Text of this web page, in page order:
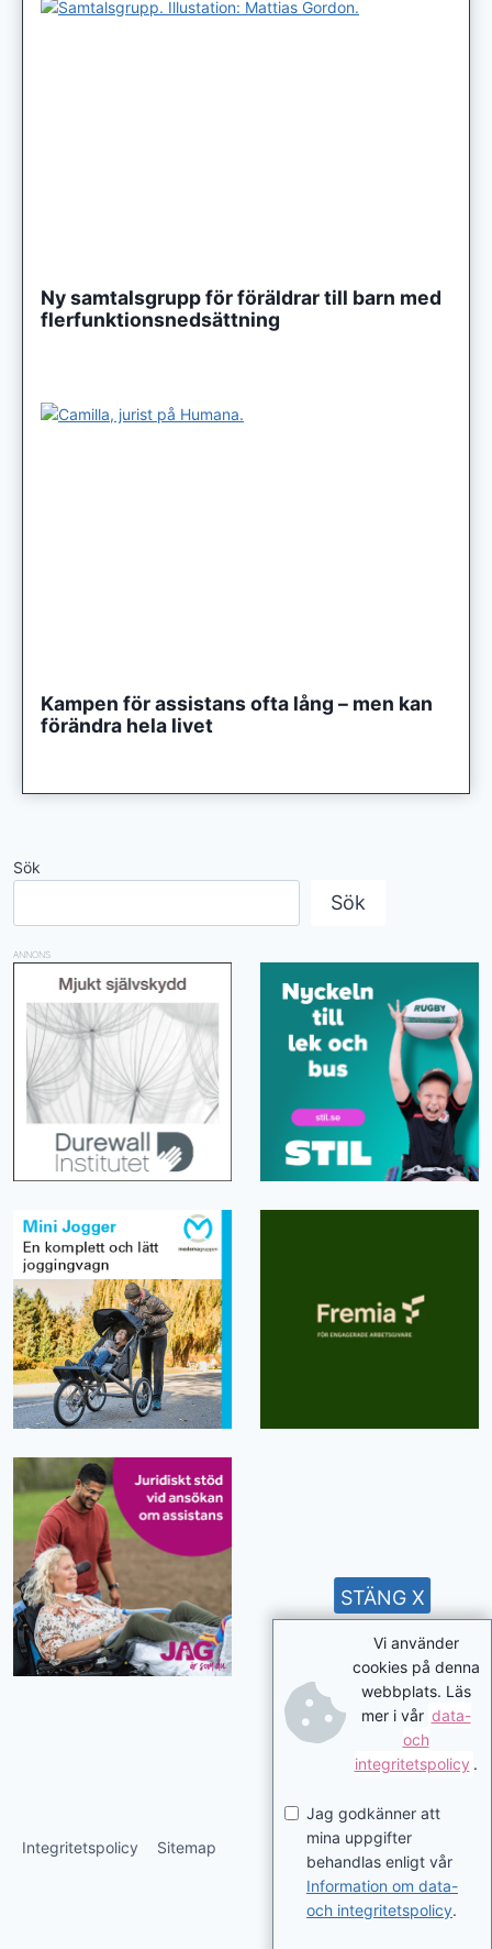
Ny samtalsgrupp för föräldrar till barn med
flerfunktionsnedsättning
Kampen för assistans ofta lång – men kan
förändra hela livet
Sök
Sök
ANNONS
Integritetspolicy Sitemap
Vi använder
cookies på denna
webbplats. Läs
mer i vår data-
och
integritetspolicy .
Jag godkänner att
mina uppgifter
behandlas enligt vår
Information om data-
och integritetspolicy.
STÄNG X